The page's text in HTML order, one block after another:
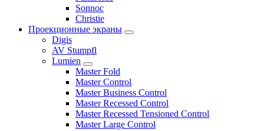
Sonnoc
Сhristie
Проекционные экраны
Digis
AV Stumpfl
Lumien
Master Fold
Master Control
Master Business Control
Master Recessed Control
Master Recessed Tensioned Control
Master Large Control